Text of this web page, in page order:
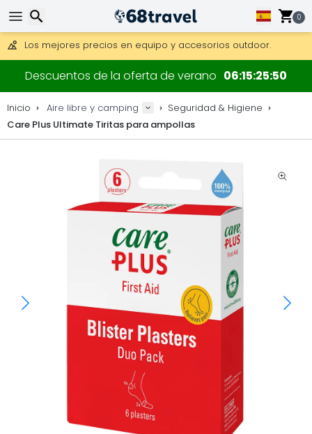
0
Consigue el envío gratuito en pedidos de más de 250 €.
Envío DHL 1 día disponible.
30 días para devoluciones, 90 días para mapas de madera
Los mejores precios en equipo y accesorios outdoor.
Descuentos de la oferta de verano 06152549
Inicio Aire libre y camping
Seguridad & Higiene
Care Plus Ultimate Tiritas para ampollas
Buscar